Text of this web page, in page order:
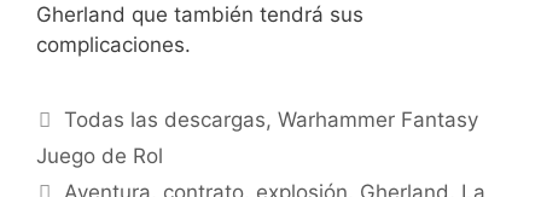
Gherland que también tendrá sus
complicaciones.
Categorías
Todas las descargas,Warhammer Fantasy
Juego de Rol
Etiquetas
Aventura, contrato, explosión, Gherland , La